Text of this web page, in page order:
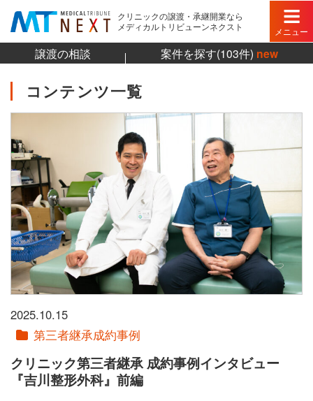
クリニックの譲渡・承継開業なら
メディカルトリビューンネクスト
メニュー
譲渡の相談 案件を探す(103件) new
コンテンツ一覧
2025.10.15
第三者継承成約事例
クリニック第三者継承 成約事例インタビュー
『吉川整形外科』前編